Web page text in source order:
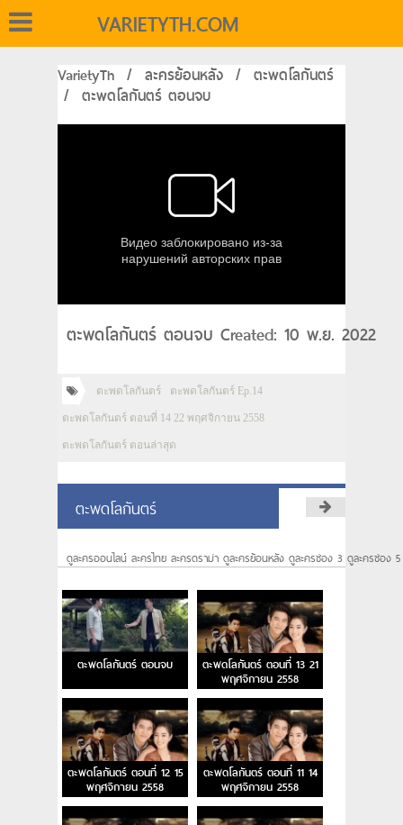
VARIETYTH.COM
VarietyTh / ละครย้อนหลัง / ตะพดโลกันตร์
/ ตะพดโลกันตร์ ตอนจบ
ตะพดโลกันตร์ ตอนจบ Created: 10 พ.ย. 2022
ตะพดโลกันตร์ ตะพดโลกันตร์ Ep.14
ตะพดโลกันตร์ ตอนที่ 14 22 พฤศจิกายน 2558
ตะพดโลกันตร์ ตอนล่าสุด
ตะพดโลกันตร์
ดูละครออนไลน์ ละครไทย ละครดราม่า ดูละครย้อนหลัง ดูละครช่อง 3 ดูละครช่อง
ตะพดโลกันตร์ ตอนจบ
ตะพดโลกันตร์ ตอนที่ 13 21
พฤศจิกายน 2558
ตะพดโลกันตร์ ตอนที่ 12 15
พฤศจิกายน 2558
ตะพดโลกันตร์ ตอนที่ 11 14
พฤศจิกายน 2558